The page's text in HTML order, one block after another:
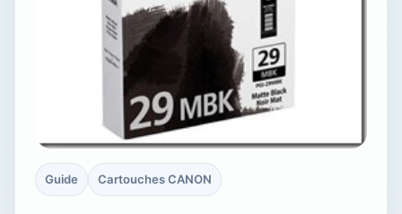
Guide Cartouches CANON